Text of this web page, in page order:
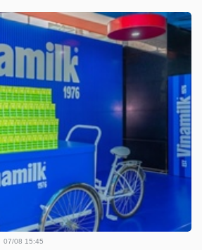
07/08 15:45
bộ Người liên quan Cổ đông lớn